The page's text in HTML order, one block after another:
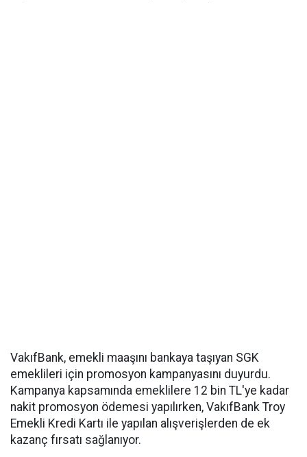
VakıfBank, emekli maaşını bankaya taşıyan SGK
emeklileri için promosyon kampanyasını duyurdu.
Kampanya kapsamında emeklilere 12 bin TL'ye kadar
nakit promosyon ödemesi yapılırken, VakıfBank Troy
Emekli Kredi Kartı ile yapılan alışverişlerden de ek
kazanç fırsatı sağlanıyor.